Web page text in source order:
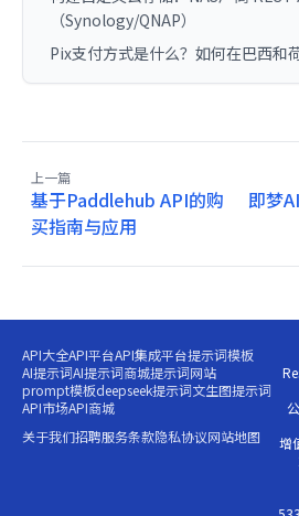
（Synology/QNAP）
Pix支付方式是什么？如何在巴西和
上一篇
基于Paddlehub API的购
买指南与应用
即梦
API大全API平台API集成平台提示词模板
AI提示词AI提示词商城提示词网站
prompt模板deepseek提示词文生图提示词
API市场API商城
关于我们招聘服务条款隐私协议网站地图
增